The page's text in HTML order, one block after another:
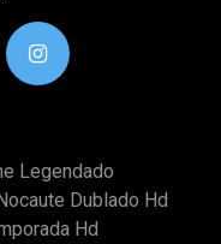
Legendado
Dublado Hd
Hd